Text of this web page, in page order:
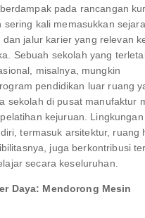
pada rancangan
sering kali memasukkan
dan jalur karier yang relevan
Sebuah sekolah yang
misalnya, mungkin
pendidikan luar ruang
sekolah di pusat manufaktur
kejuruan. Lingkungan
termasuk arsitektur, ruang
juga berkontribusi
secara keseluruhan.
Daya: Mendorong Mesin